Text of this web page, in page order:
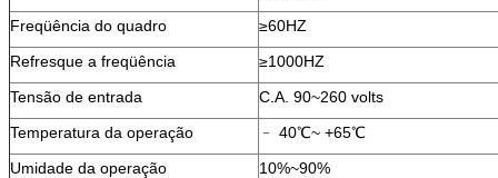
Freqüência do quadro
≥60HZ
Refresque a freqüência
≥1000HZ
Tensão de entrada
C.A. 90~260 volts
Temperatura da operação
﹣ 40℃~ +65℃
Umidade da operação
10%~90%